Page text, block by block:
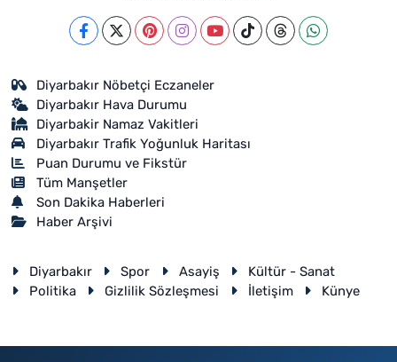
Diyarbakır Nöbetçi Eczaneler
Diyarbakır Hava Durumu
Diyarbakir Namaz Vakitleri
Diyarbakır Trafik Yoğunluk Haritası
Puan Durumu ve Fikstür
Tüm Manşetler
Son Dakika Haberleri
Haber Arşivi
Diyarbakır Spor Asayiş
Kültür - Sanat
Politika
Gizlilik Sözleşmesi İletişim Künye